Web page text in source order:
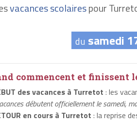
vacances scolairespour
du samedi
commencent et finissent
des vacances à Turretot : les
débutent officiellement le samedi,
en cours à Turretot : la reprise